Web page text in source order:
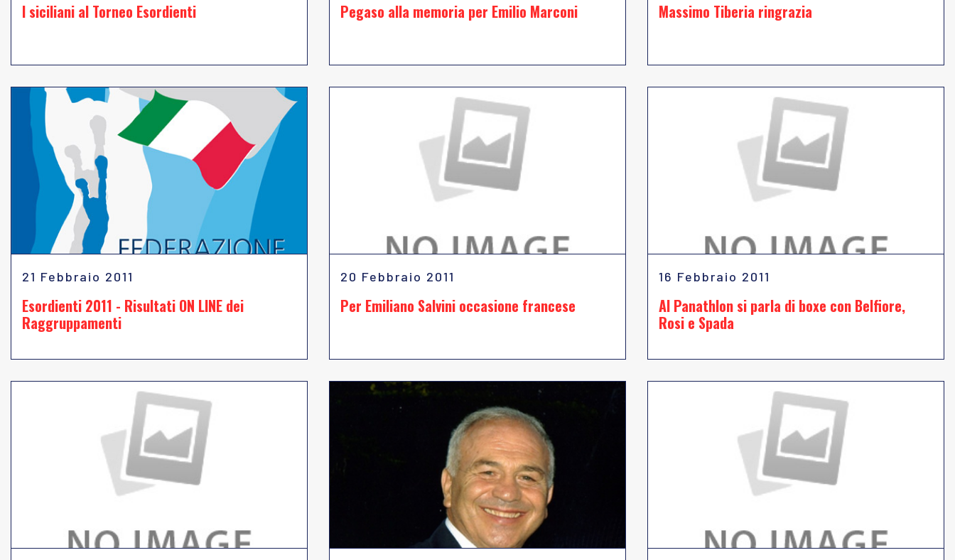
I siciliani al Torneo Esordienti Pegaso alla memoria per Emilio Marconi Massimo Tiberia ringrazia
21 Febbraio 2011
Esordienti 2011 - Risultati ON LINE dei
Raggruppamenti
20 Febbraio 2011
Per Emiliano Salvini occasione francese
16 Febbraio 2011
Al Panathlon si parla di boxe con Belfiore,
Rosi e Spada